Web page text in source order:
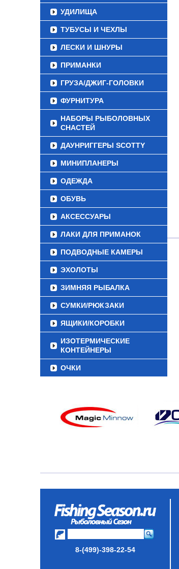
УДИЛИЩА
ТУБУСЫ И ЧЕХЛЫ
ЛЕСКИ И ШНУРЫ
ПРИМАНКИ
ГРУЗА/ДЖИГ-ГОЛОВКИ
ФУРНИТУРА
НАБОРЫ РЫБОЛОВНЫХ
СНАСТЕЙ
ДАУНРИГГЕРЫ SCOTTY
МИНИПЛАНЕРЫ
ОДЕЖДА
ОБУВЬ
АКСЕССУАРЫ
ЛАКИ ДЛЯ ПРИМАНОК
ПОДВОДНЫЕ КАМЕРЫ
ЭХОЛОТЫ
ЗИМНЯЯ РЫБАЛКА
СУМКИ/РЮКЗАКИ
ЯЩИКИ/КОРОБКИ
ИЗОТЕРМИЧЕСКИЕ
КОНТЕЙНЕРЫ
ОЧКИ
8-(499)-398-22-54